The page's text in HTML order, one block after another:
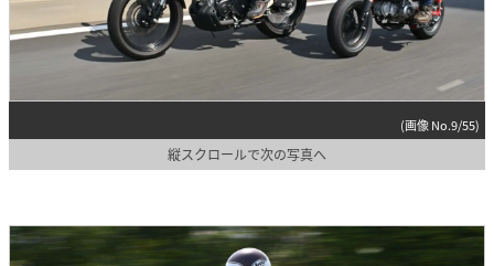
(画像 No.9/55)
縦スクロールで次の写真へ